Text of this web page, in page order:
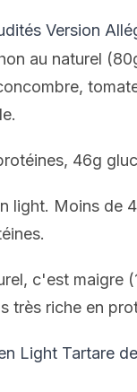
Version
au naturel
46g
light. Moins de
c'est maigre
très riche en
Light Tartare